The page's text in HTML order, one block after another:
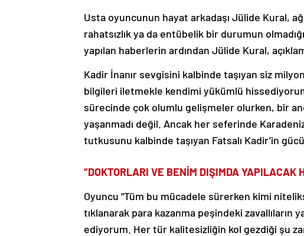
Usta oyuncunun hayat arkadaşı Jülide Kural,
rahatsızlık ya da entübelik bir durumun
yapılan haberlerin ardından Jülide Kural,
Kadir İnanır sevgisini kalbinde taşıyan siz
bilgileri iletmekle kendimi yükümlü
sürecinde çok olumlu gelişmeler olurken, bir
yaşanmadı değil. Ancak her seferinde
tutkusunu kalbinde taşıyan Fatsalı Kadir’in
“DOKTORLARI VE BENİM DIŞIMDA YAPILACAK
Oyuncu “Tüm bu mücadele sürerken kimi
tıklanarak para kazanma peşindeki zavallıların
ediyorum. Her tür kalitesizliğin kol gezdiği şu